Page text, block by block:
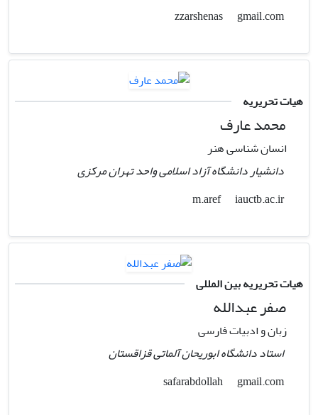
gmail.com
هیات تحریریه
محمد عارف
انسان شناسی هنر
دانشیار دانشگاه آزاد اسلامی واحد تهران مرکزی
m.aref
iauctb.ac.ir
هیات تحریریه بین المللی
صفر عبدالله
زبان و ادبیات فارسی
استاد دانشگاه ابوریحان آلماتی قزاقستان
gmail.com